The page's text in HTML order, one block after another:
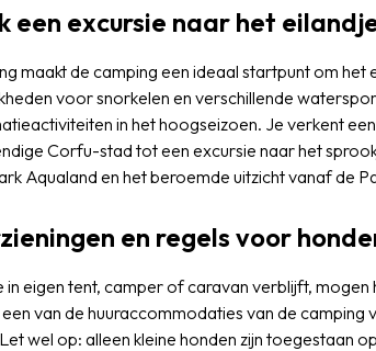
een excursie naar het
maakt de camping een ideaal startpunt om
voor snorkelen en verschillende
in het hoogseizoen. Je verkent
Corfu-stad tot een excursie naar het
Aqualand en het beroemde uitzicht vanaf de
en regels voor
in eigen tent, camper of caravan verblijft,
een van de huuraccommodaties van de
wel op: alleen kleine honden zijn toegestaan